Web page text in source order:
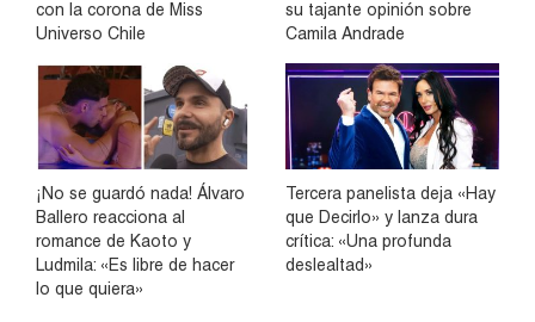
con la corona de Miss
Universo Chile
su tajante opinión sobre
Camila Andrade
¡No se guardó nada! Álvaro
Ballero reacciona al
romance de Kaoto y
Ludmila: «Es libre de hacer
lo que quiera»
Tercera panelista deja «Hay
que Decirlo» y lanza dura
crítica: «Una profunda
deslealtad»